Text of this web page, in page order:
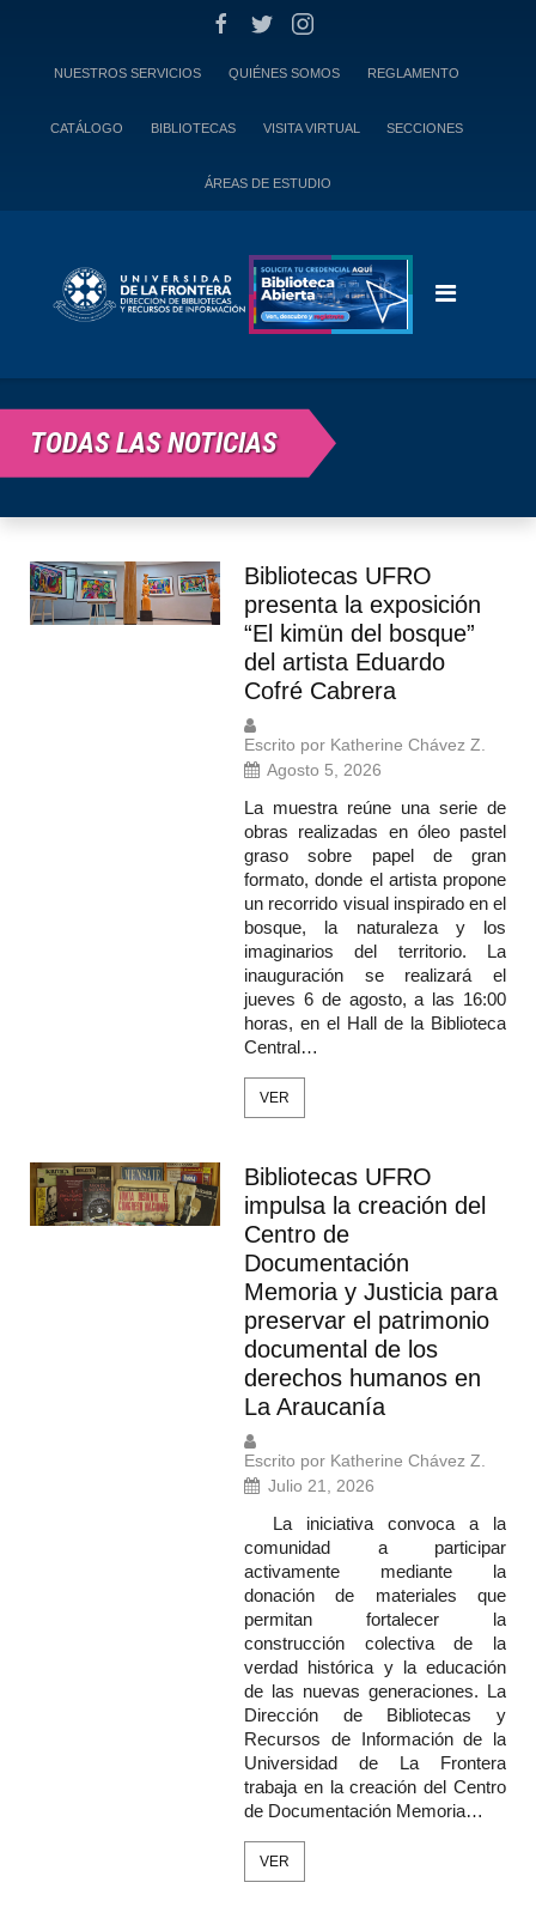
NUESTROS SERVICIOS QUIÉNES SOMOS REGLAMENTO
CATÁLOGO BIBLIOTECAS VISITA VIRTUAL SECCIONES
ÁREAS DE ESTUDIO
TODAS LAS NOTICIAS
Bibliotecas UFRO
presenta la exposición
“El kimün del bosque”
del artista Eduardo
Cofré Cabrera
Escrito por Katherine Chávez Z.
Agosto 5, 2026
La muestra reúne una serie de
obras realizadas en óleo pastel
graso sobre papel de gran
formato, donde el artista propone
un recorrido visual inspirado en el
bosque, la naturaleza y los
imaginarios del territorio. La
inauguración se realizará el
jueves 6 de agosto, a las 16:00
horas, en el Hall de la Biblioteca
Central…
VER
Bibliotecas UFRO
impulsa la creación del
Centro de
Documentación
Memoria y Justicia para
preservar el patrimonio
documental de los
derechos humanos en
La Araucanía
Escrito por Katherine Chávez Z.
Julio 21, 2026
La iniciativa convoca a la
comunidad a participar
activamente mediante la
donación de materiales que
permitan fortalecer la
construcción colectiva de la
verdad histórica y la educación
de las nuevas generaciones. La
Dirección de Bibliotecas y
Recursos de Información de la
Universidad de La Frontera
trabaja en la creación del Centro
de Documentación Memoria…
VER